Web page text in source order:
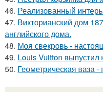
46. Реализованный
47. Викторианский дом
английского дома.
48. Моя свекровь -
49. Louis Vuitton выпустил
50. Геометрическая ваза -